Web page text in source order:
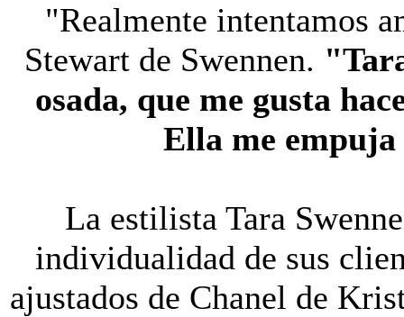
"Realmente intentamos
Stewart de Swennen.
osada, que me gusta
Ella me
La estilista Tara
individualidad de sus
ajustados de Chanel de